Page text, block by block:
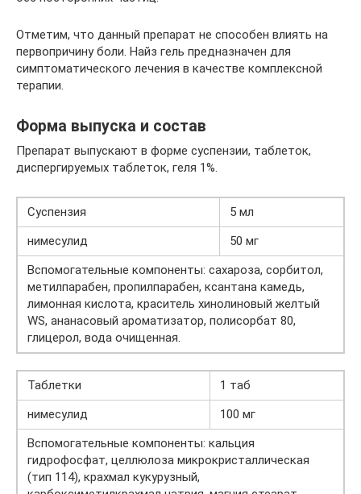
Отметим, что данный препарат не способен влиять на
первопричину боли. Найз гель предназначен для
симптоматического лечения в качестве комплексной
терапии.
Форма выпуска и состав
Препарат выпускают в форме суспензии, таблеток,
диспергируемых таблеток, геля 1%.
Суспензия
5 мл
нимесулид
50 мг
Вспомогательные компоненты: сахароза, сорбитол,
метилпарабен, пропилпарабен, ксантана камедь,
лимонная кислота, краситель хинолиновый желтый
WS, ананасовый ароматизатор, полисорбат 80,
глицерол, вода очищенная.
Таблетки
1 таб
нимесулид
100 мг
Вспомогательные компоненты: кальция
гидрофосфат, целлюлоза микрокристаллическая
(тип 114), крахмал кукурузный,